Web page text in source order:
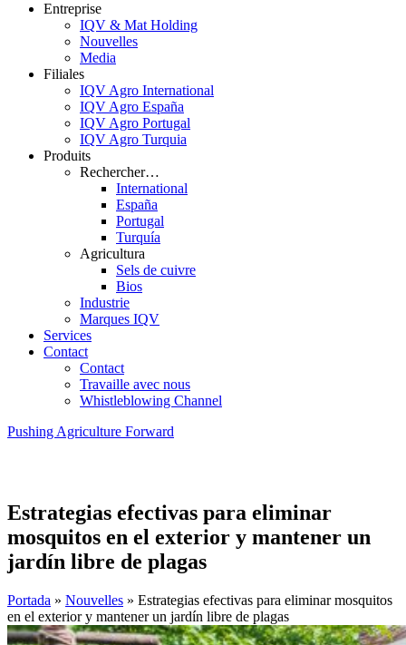
Entreprise
IQV & Mat Holding
Nouvelles
Media
Filiales
IQV Agro International
IQV Agro España
IQV Agro Portugal
IQV Agro Turquia
Produits
Rechercher…
International
España
Portugal
Turquía
Agricultura
Sels de cuivre
Bios
Industrie
Marques IQV
Services
Contact
Contact
Travaille avec nous
Whistleblowing Channel
Pushing Agriculture Forward
Estrategias efectivas para eliminar
mosquitos en el exterior y mantener un
jardín libre de plagas
Portada » Nouvelles » Estrategias efectivas para eliminar mosquitos
en el exterior y mantener un jardín libre de plagas